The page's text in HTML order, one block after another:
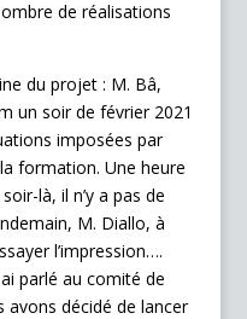
de réalisations
du projet : M. Bâ,
un soir de février 2021
imposées par
formation. Une heure
là, il n’y a pas de
M. Diallo, à
l’impression….
parlé au comité de
avons décidé de lancer